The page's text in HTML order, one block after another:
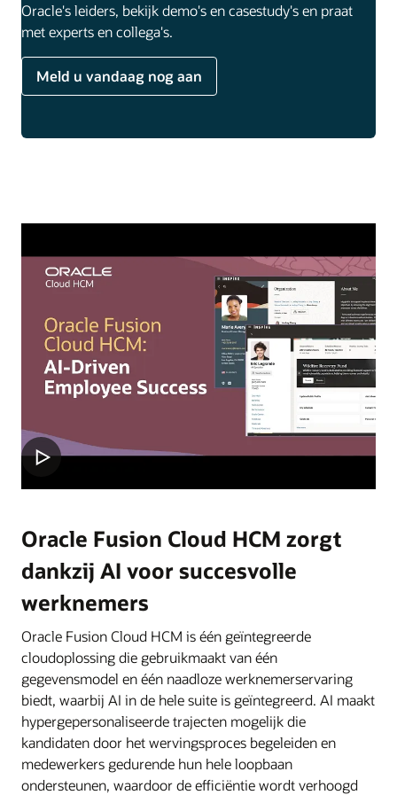
Oracle's leiders, bekijk demo's en casestudy's en praat
met experts en collega's.
Meld u vandaag nog aan
Oracle Fusion Cloud HCM zorgt
dankzij AI voor succesvolle
werknemers
Oracle Fusion Cloud HCM is één geïntegreerde
cloudoplossing die gebruikmaakt van één
gegevensmodel en één naadloze werknemerservaring
biedt, waarbij AI in de hele suite is geïntegreerd. AI maakt
hypergepersonaliseerde trajecten mogelijk die
kandidaten door het wervingsproces begeleiden en
medewerkers gedurende hun hele loopbaan
ondersteunen, waardoor de efficiëntie wordt verhoogd